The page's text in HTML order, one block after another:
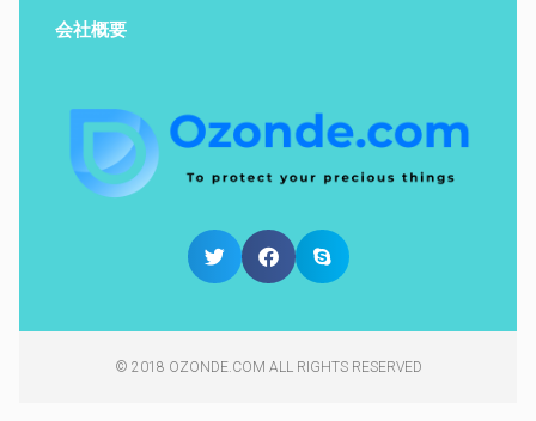
会社概要
© 2018 OZONDE.COM ALL RIGHTS RESERVED​